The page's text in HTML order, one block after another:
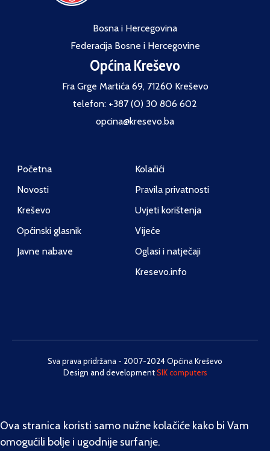
Bosna i Hercegovina
Federacija Bosne i Hercegovine
Općina Kreševo
Fra Grge Martića 69, 71260 Kreševo
telefon: +387 (0) 30 806 602
opcina@kresevo.ba
Početna
Novosti
Kreševo
Općinski glasnik
Javne nabave
Kolačići
Pravila privatnosti
Uvjeti korištenja
Vijeće
Oglasi i natječaji
Kresevo.info
Sva prava pridržana - 2007-2024 Općina Kreševo
Design and developmentSIK computers
Ova stranica koristi samo nužne kolačiće kako bi Vam
omogućili bolje i ugodnije surfanje.